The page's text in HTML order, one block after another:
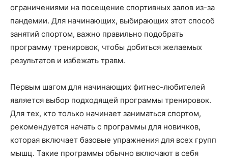
ограничениями на посещение спортивных залов из-за
пандемии. Для начинающих, выбирающих этот способ
занятий спортом, важно правильно подобрать
программу тренировок, чтобы добиться желаемых
результатов и избежать травм.
Первым шагом для начинающих фитнес-любителей
является выбор подходящей программы тренировок.
Для тех, кто только начинает заниматься спортом,
рекомендуется начать с программы для новичков,
которая включает базовые упражнения для всех групп
мышц. Такие программы обычно включают в себя